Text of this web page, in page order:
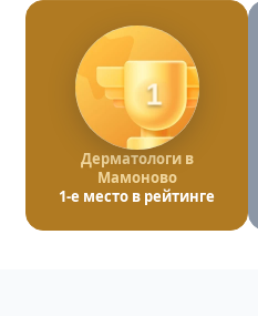
1
Дерматологи в
Мамоново
1-е место в рейтинге